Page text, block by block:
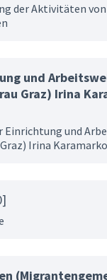
der Aktivitäten
und
Graz) Irina
Einrichtung und
Irina